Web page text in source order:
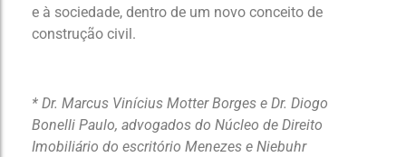
e à sociedade, dentro de um novo conceito de
construção civil.
* Dr. Marcus Vinícius Motter Borges e Dr. Diogo
Bonelli Paulo, advogados do Núcleo de Direito
Imobiliário do escritório Menezes e Niebuhr